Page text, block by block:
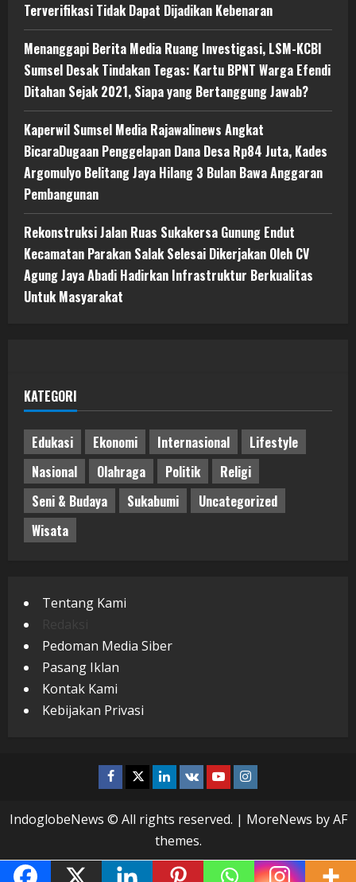
Terverifikasi Tidak Dapat Dijadikan Kebenaran
Menanggapi Berita Media Ruang Investigasi, LSM-KCBI
Sumsel Desak Tindakan Tegas: Kartu BPNT Warga Efendi
Ditahan Sejak 2021, Siapa yang Bertanggung Jawab?
Kaperwil Sumsel Media Rajawalinews Angkat
BicaraDugaan Penggelapan Dana Desa Rp84 Juta, Kades
Argomulyo Belitang Jaya Hilang 3 Bulan Bawa Anggaran
Pembangunan
Rekonstruksi Jalan Ruas Sukakersa Gunung Endut
Kecamatan Parakan Salak Selesai Dikerjakan Oleh CV
Agung Jaya Abadi Hadirkan Infrastruktur Berkualitas
Untuk Masyarakat
KATEGORI
Edukasi Ekonomi Internasional
Lifestyle
Nasional
Olahraga Politik
Religi
Seni & Budaya
Sukabumi
Uncategorized
Wisata
Tentang Kami
Pedoman Media Siber
Pasang Iklan
Kontak Kami
Kebijakan Privasi
Facebook
TwitterLinkedin
VK YoutubeInstagram
IndoglobeNews © All rights reserved. | MoreNews by AF
themes.